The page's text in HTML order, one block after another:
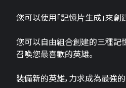
您可以使用「記憶片生成」來
您可以自由組合創建的三種記
召喚您最喜歡的英雄。
裝備新的英雄，力求成為最強的